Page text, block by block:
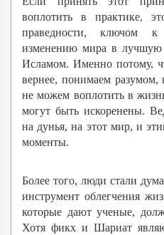
воплотить в практике,
праведности, ключом
изменению мира в лучшую
Исламом. Именно потому,
вернее, понимаем
не можем воплотить в
могут быть искоренены.
на дунья, на этот мир, и
моменты.
Более того, люди стали
инструмент облегчения
которые дают ученые,
Хотя фикх и Шариат